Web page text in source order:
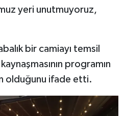
yeri unutmuyoruz,
bir camiayı temsil
programın
olduğunu ifade etti.